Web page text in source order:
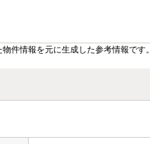
件情報を元に生成した参考情報です。